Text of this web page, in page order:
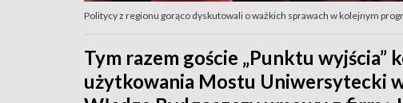
Politycy z regionu gorąco dyskutowali o ważkich sprawach w kolejnym
Tym razem goście „Punktu wyjścia”
użytkowania Mostu Uniwersytecki